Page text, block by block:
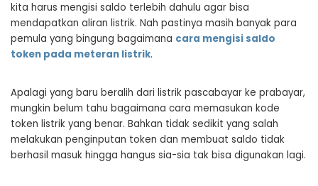
kita harus mengisi saldo terlebih dahulu agar bisa
mendapatkan aliran listrik. Nah pastinya masih banyak para
pemula yang bingung bagaimana cara mengisi saldo
token pada meteran listrik.
Apalagi yang baru beralih dari listrik pascabayar ke prabayar,
mungkin belum tahu bagaimana cara memasukan kode
token listrik yang benar. Bahkan tidak sedikit yang salah
melakukan penginputan token dan membuat saldo tidak
berhasil masuk hingga hangus sia-sia tak bisa digunakan lagi.